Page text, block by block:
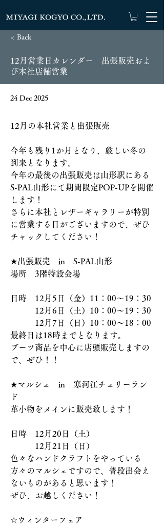
< Back
12月営業日カレンダー 出張販売およ
び本社店舗営業
24 Dec 2025
12月の本社営業と出張販売
今年も残り1か月となり、厳しい冬の
到来となります。
今年の最後の出張販売は山形駅にある
S-PAL山形にて期間限定POP-UPを開催
します！
さらに本社とレザーギャラリーが特別
に営業する日がございますので、ぜひ
チャックしてください！
★出張販売　in　S-PAL山形
場所　3階特設会場
日時　12月5日（金）11：00～19：30
12月6日（土）10：00～19：30
12月7日（日）10：00～18：00
最終日は18時までとなります。
ブーツ商品を中心に店頭販売しますの
で、ぜひ！！
★マルシェ　in　寒河江チェリーラン
ド
革小物をメインに販売致します！
日時　12月20日（土）
12月21日（日）
色々なハンドクラフトをやっている
方々のマルシェですので、普段出会え
ないものがあると思います！
ぜひ、お越しください！
☆ウィンターフェア